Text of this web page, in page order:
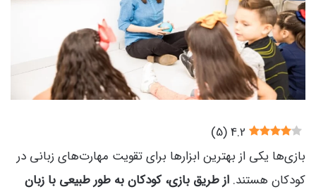
4.2
(
5
)
بازی‌ها یکی از بهترین ابزارها برای تقویت مهارت‌های زبانی در
کودکان هستند. از طریق بازی، کودکان به طور طبیعی با زبان